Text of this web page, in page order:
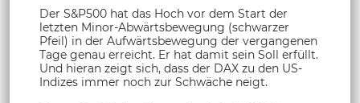
Der S&P500 hat das Hoch vor dem Start der
letzten Minor-Abwärtsbewegung (schwarzer
Pfeil) in der Aufwärtsbewegung der vergangenen
Tage genau erreicht. Er hat damit sein Soll erfüllt.
Und hieran zeigt sich, dass der DAX zu den US-
Indizes immer noch zur Schwäche neigt.